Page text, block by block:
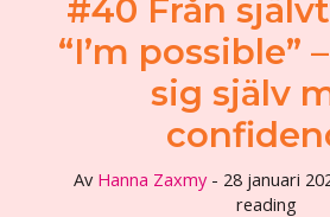
#40 Från
“I’m possible”
sig själv
Av Hanna Zaxmy - 28 januari
reading